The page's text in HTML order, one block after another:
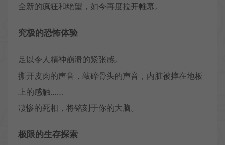
全新的疯狂和绝望，如今再度拉开帷幕。
究极的恐怖体验
足以令人精神崩溃的紧张感。
撕开皮肉的声音，敲碎骨头的声音，内脏被摔在地板
上的感触……
凄惨的死相，将铭刻于你的大脑。
极限的生存探索